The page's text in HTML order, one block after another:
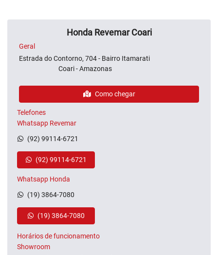
Honda Revemar Coari
Geral
Estrada do Contorno, 704 - Bairro Itamarati
Coari - Amazonas
Como chegar
Telefones
Whatsapp Revemar
(92) 99114-6721
(92) 99114-6721
Whatsapp Honda
(19) 3864-7080
(19) 3864-7080
Horários de funcionamento
Showroom